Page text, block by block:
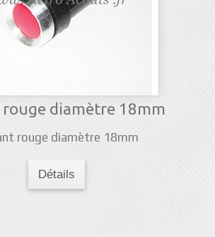
diamètre 18mm
rouge diamètre 18mm
Détails